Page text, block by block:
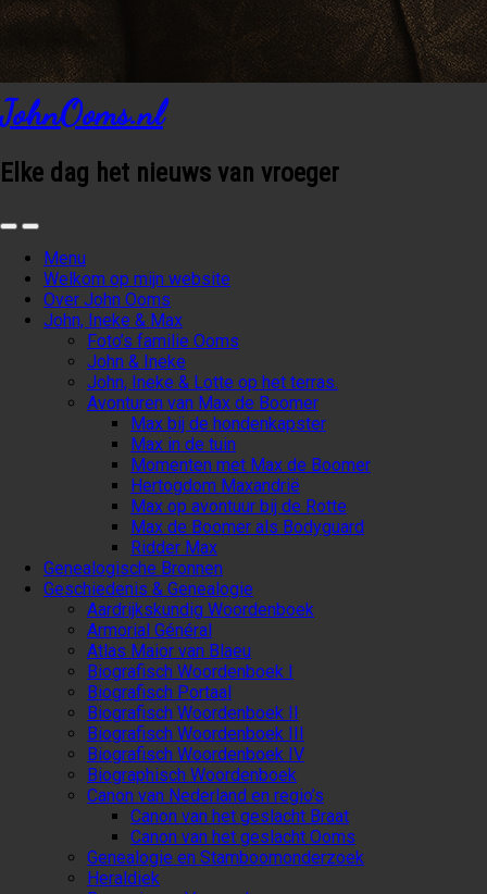
JohnOoms.nl
Elke dag het nieuws van vroeger
Menu
Welkom op mijn website
Over John Ooms
John, Ineke & Max
Foto’s familie Ooms
John & Ineke
John, Ineke & Lotte op het terras.
Avonturen van Max de Boomer
Max bij de hondenkapster
Max in de tuin
Momenten met Max de Boomer
Hertogdom Maxandrië
Max op avontuur bij de Rotte
Max de Boomer als Bodyguard
Ridder Max
Genealogische Bronnen
Geschiedenis & Genealogie
Aardrijkskundig Woordenboek
Armorial Général
Atlas Maior van Blaeu
Biografisch Woordenboek I
Biografisch Portaal
Biografisch Woordenboek II
Biografisch Woordenboek III
Biografisch Woordenboek IV
Biographisch Woordenboek
Canon van Nederland en regio’s
Canon van het geslacht Braat
Canon van het geslacht Ooms
Genealogie en Stamboomonderzoek
Heraldiek